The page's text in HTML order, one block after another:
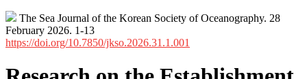
The Sea Journal of the Korean Society of Oceanography. 28
February 2026. 1-13
https://doi.org/10.7850/jkso.2026.31.1.001